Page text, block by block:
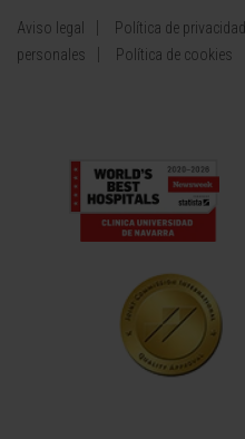
Aviso legal Política de privacidad
personales
Política de cookies